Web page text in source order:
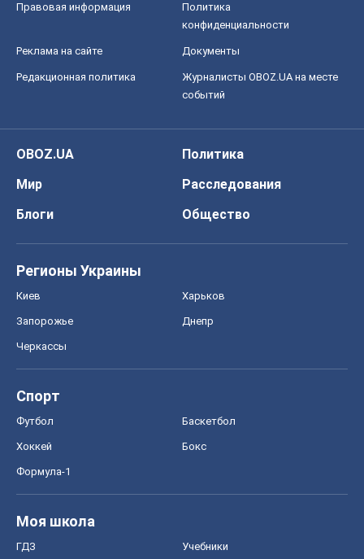
Правовая информация
Политика
конфиденциальности
Реклама на сайте Документы
Редакционная политика
Журналисты OBOZ.UA на месте
событий
OBOZ.UA
Политика
Мир
Расследования
Блоги
Общество
Регионы Украины
Киев Харьков
Запорожье Днепр
Черкассы
Спорт
Футбол Баскетбол
Хоккей Бокс
Формула-1
Моя школа
ГДЗ Учебники